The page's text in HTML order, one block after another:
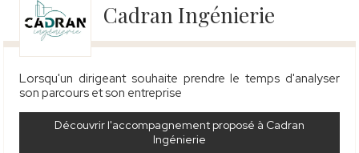
Cadran Ingénierie
Lorsqu'un dirigeant souhaite prendre le temps d'analyser
son parcours et son entreprise
Découvrir l'accompagnement proposé à Cadran
Ingénierie